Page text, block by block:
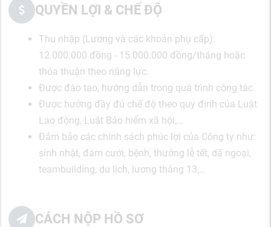
QUYỀN LỢI & CHẾ ĐỘ
Thu nhập (Lương và các khoản phụ cấp):
12.000.000 đồng - 15.000.000 đồng/tháng hoặc
thỏa thuận theo năng lực.
Được đào tạo, hướng dẫn trong quá trình công tác.
Được hưởng đầy đủ chế độ theo quy định của Luật
Lao động, Luật Bảo hiểm xã hội,…
Đảm bảo các chính sách phúc lợi của Công ty như:
sinh nhật, đám cưới, bệnh, thưởng lễ tết, dã ngoại,
teambuilding, du lịch, lương tháng 13,…
CÁCH NỘP HỒ SƠ